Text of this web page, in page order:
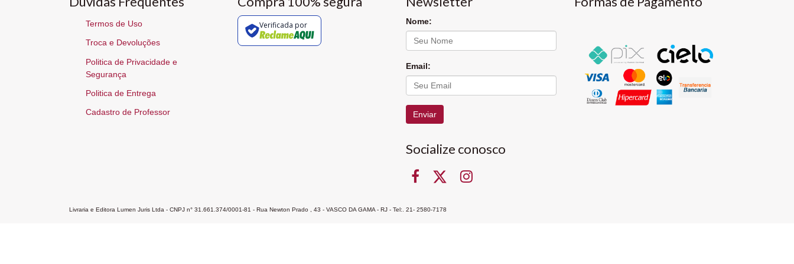
Termos de Uso
Troca e Devoluções
Politica de Privacidade e
Segurança
Politica de Entrega
Cadastro de Professor
Verificada por Nome:
Email:
Enviar
Socialize conosco
Livraria e Editora Lumen Juris Ltda - CNPJ n° 31.661.374/0001-81 - Rua Newton Prado , 43 - VASCO DA GAMA - RJ - Tel:. 21- 2580-7178